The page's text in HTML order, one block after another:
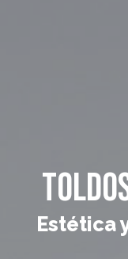
Estética